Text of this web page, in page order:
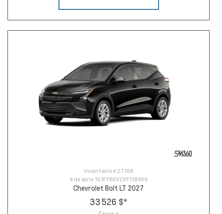
Inventaire # 27108
# de série 1G1FY6EV2VF118459
Chevrolet Bolt LT 2027
33 526 $*